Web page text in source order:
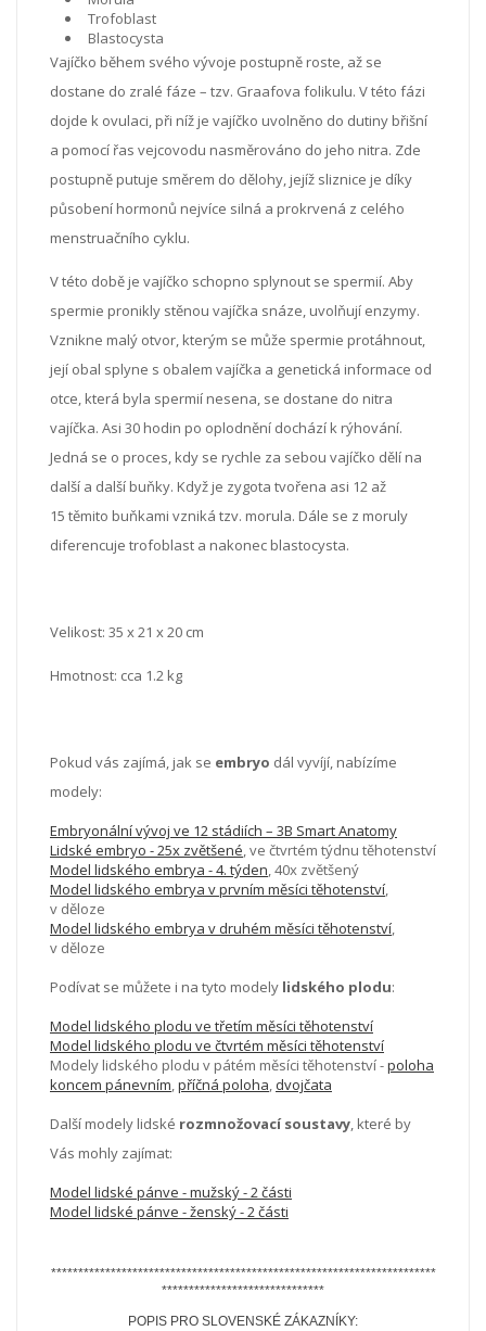
Trofoblast
Blastocysta
Vajíčko během svého vývoje postupně roste, až se
dostane do zralé fáze – tzv. Graafova folikulu. V této fázi
dojde k ovulaci, při níž je vajíčko uvolněno do dutiny břišní
a pomocí řas vejcovodu nasměrováno do jeho nitra. Zde
postupně putuje směrem do dělohy, jejíž sliznice je díky
působení hormonů nejvíce silná a prokrvená z celého
menstruačního cy­klu.
V této době je vajíčko schopno splynout se spermií. Aby
spermie pronikly stěnou vajíčka snáze, uvolňují enzymy.
Vznikne malý otvor, kterým se může spermie protáhnout,
její obal splyne s obalem vajíčka a genetická informace od
otce, která byla spermií nesena, se dostane do nitra
vajíčka. Asi 30 hodin po oplodnění dochází k rýhování.
Jedná se o proces, kdy se rychle za sebou vajíčko dělí na
další a další buňky. Když je zygota tvořena asi 12 až
15 těmito buňkami vzniká tzv. morula. Dále se z moruly
diferencuje trofoblast a nakonec blastocysta.
Velikost: 35 x 21 x 20 cm
Hmotnost: cca 1.2 kg
Pokud vás zajímá, jak se embryo dál vyvíjí, nabízíme
modely:
Embryonální vývoj ve 12 stádiích – 3B Smart Anatomy
Lidské embryo - 25x zvětšené, ve čtvrtém týdnu těhotenství
Model lidského embrya - 4. týden, 40x zvětšený
Model lidského embrya v prvním měsíci těhotenství,
v děloze
Model lidského embrya v druhém měsíci těhotenství,
v děloze
Podívat se můžete i na tyto modely lidského plodu:
Model lidského plodu ve třetím měsíci těhotenství
Model lidského plodu ve čtvrtém měsíci těhotenství
Modely lidského plodu v pátém měsíci těhotenství -poloha
koncem pánevním,příčná poloha, dvojčata
Další modely lidské rozmnožovací soustavy, které by
Vás mohly zajímat:
Model lidské pánve - mužský - 2 části
Model lidské pánve - ženský - 2 části
***********************************************************************
******************************
POPIS PRO SLOVENSKÉ ZÁKAZNÍKY: